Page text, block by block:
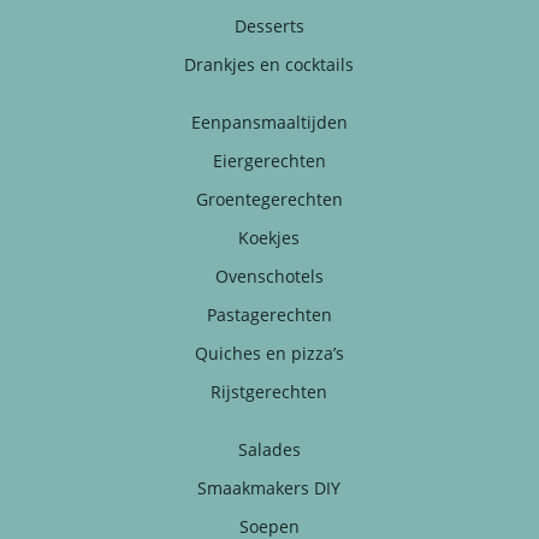
Desserts
Drankjes en cocktails
Eenpansmaaltijden
Eiergerechten
Groentegerechten
Koekjes
Ovenschotels
Pastagerechten
Quiches en pizza’s
Rijstgerechten
Salades
Smaakmakers DIY
Soepen